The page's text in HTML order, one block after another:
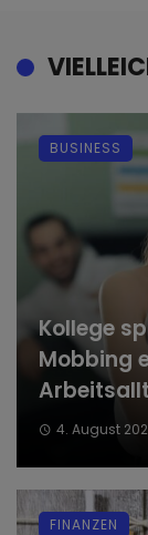
Kollege
Mobbing
4. August
BUSINESS
FINANZEN